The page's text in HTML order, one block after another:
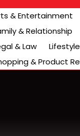
& Entertainment
& Relationship
& Law
& Product